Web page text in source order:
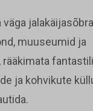
muuseumid ja
ja kohvikute